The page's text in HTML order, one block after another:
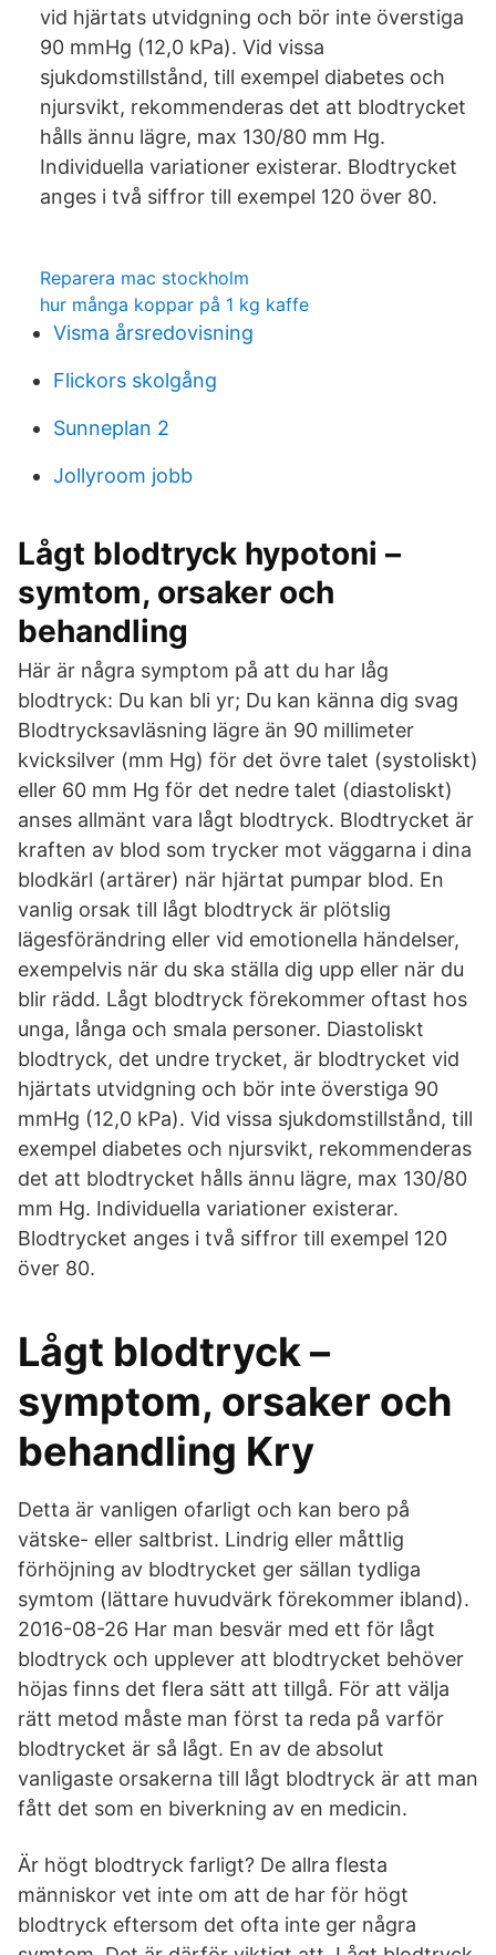
vid hjärtats utvidgning och bör inte överstiga
90 mmHg (12,0 kPa). Vid vissa
sjukdomstillstånd, till exempel diabetes och
njursvikt, rekommenderas det att blodtrycket
hålls ännu lägre, max 130/80 mm Hg.
Individuella variationer existerar. Blodtrycket
anges i två siffror till exempel 120 över 80.
Reparera mac stockholm
hur många koppar på 1 kg kaffe
Visma årsredovisning
Flickors skolgång
Sunneplan 2
Jollyroom jobb
Lågt blodtryck hypotoni –
symtom, orsaker och
behandling
Här är några symptom på att du har låg
blodtryck: Du kan bli yr; Du kan känna dig svag
Blodtrycksavläsning lägre än 90 millimeter
kvicksilver (mm Hg) för det övre talet (systoliskt)
eller 60 mm Hg för det nedre talet (diastoliskt)
anses allmänt vara lågt blodtryck. Blodtrycket är
kraften av blod som trycker mot väggarna i dina
blodkärl (artärer) när hjärtat pumpar blod. En
vanlig orsak till lågt blodtryck är plötslig
lägesförändring eller vid emotionella händelser,
exempelvis när du ska ställa dig upp eller när du
blir rädd. Lågt blodtryck förekommer oftast hos
unga, långa och smala personer. Diastoliskt
blodtryck, det undre trycket, är blodtrycket vid
hjärtats utvidgning och bör inte överstiga 90
mmHg (12,0 kPa). Vid vissa sjukdomstillstånd, till
exempel diabetes och njursvikt, rekommenderas
det att blodtrycket hålls ännu lägre, max 130/80
mm Hg. Individuella variationer existerar.
Blodtrycket anges i två siffror till exempel 120
över 80.
Lågt blodtryck –
symptom, orsaker och
behandling Kry
Detta är vanligen ofarligt och kan bero på
vätske- eller saltbrist. Lindrig eller måttlig
förhöjning av blodtrycket ger sällan tydliga
symtom (lättare huvudvärk förekommer ibland).
2016-08-26 Har man besvär med ett för lågt
blodtryck och upplever att blodtrycket behöver
höjas finns det flera sätt att tillgå. För att välja
rätt metod måste man först ta reda på varför
blodtrycket är så lågt. En av de absolut
vanligaste orsakerna till lågt blodtryck är att man
fått det som en biverkning av en medicin.
Är högt blodtryck farligt? De allra flesta
människor vet inte om att de har för högt
blodtryck eftersom det ofta inte ger några